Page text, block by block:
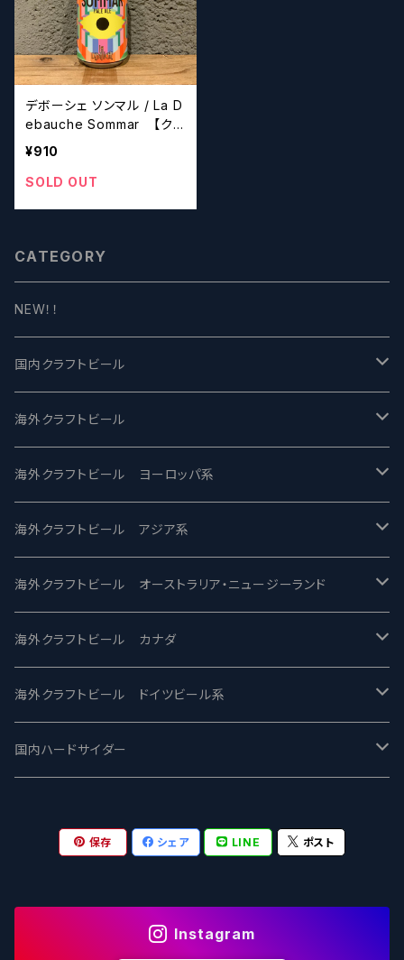
デボーシェ ソンマル / La D
ebauche Sommar 【クラ
フトビールシザーズ】
¥910
SOLD OUT
CATEGORY
NEW！！
国内クラフトビール
UCHU BREWING -うちゅうブルーイング
バテレ -VERTERE
2nd Story Ale Works -セカンドストーリー
ビアへるん - Beer Hearn
忽布古丹醸造 - HOP KOTAN
ワイマーケットブルーイング Y.Market Brewing
志賀高原ビール - SIGAKOGEN
箕面ビール - MINOH BEER
サンクトガーレン - Sankt Gallen
海外クラフトビール
Modern Times モダンタイムズ
Maui マウイ
Toppling Goliath トップリンゴライアス
Fair State フェアステイト
Lagunitas ラグニタス
FirestoneWalker ファイアストーン
Mikkeller ミッケラー
Hop Nation ホップネーション
海外クラフトビール ヨーロッパ系
UnBarred -アンバード
SAIREN /サイレン
ワイルドチャイルド - Wilde Child
BrewDog Brewery - ブリュードッグ
The Flying Inn / ザ フライイング イン
Lambiek Fabriek - ファブリーク
Marble / マーブル
海外クラフトビール アジア系
gweilo-鬼佬 グウァイロ
Heart Of Darkness - ハートオブダークネス
Carbon brews -カーボン
TAIHU - タイフー
Behemoth - ベヒーモス
海外クラフトビール オーストラリア・ニュージーランド
ROCKY RIDGE - ロッキーリッジ
BODRIGGY BREWING ボッドリッジー
CO-CONSPIRATORS コ・コンスピレーターズ
Deep Creek Brewing Co.
8 Wired エイトワイアード
海外クラフトビール カナダ
Jackie O's ジャッキーオーズ
Westbrook ウェストブルック
Strathcona ストラスコナ
ODIN BREWING オディン
海外クラフトビール ドイツビール系
Karmeliten カーメリテン
Früh フリュー
Plank プランク
国内ハードサイダー
保存 シェア LINE ポスト
Instagram